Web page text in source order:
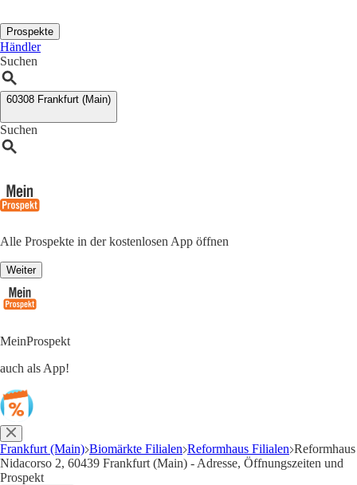
Prospekte
Händler
Suchen
60308 Frankfurt (Main)
Suchen
Alle Prospekte in der kostenlosen App öffnen
Weiter
MeinProspekt
auch als App!
Frankfurt (Main) Biomärkte Filialen Reformhaus Filialen Reformhaus
Nidacorso 2, 60439 Frankfurt (Main) - Adresse, Öffnungszeiten und
Prospekt